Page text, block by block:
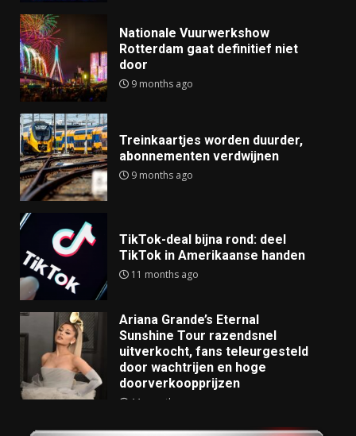
Nationale Vuurwerkshow
Rotterdam gaat definitief niet
door
9 months ago
Treinkaartjes worden duurder,
abonnementen verdwijnen
9 months ago
TikTok-deal bijna rond: deel
TikTok in Amerikaanse handen
11 months ago
Ariana Grande’s Eternal
Sunshine Tour razendsnel
uitverkocht, fans teleurgesteld
door wachtrijen en hoge
doorverkoopprijzen
11 months ago